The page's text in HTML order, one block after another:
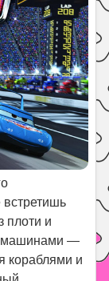
встретишь
плоти и
машинами —
кораблями и